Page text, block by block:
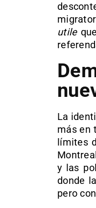
utile
La
más en
límites
y las
donde
pero